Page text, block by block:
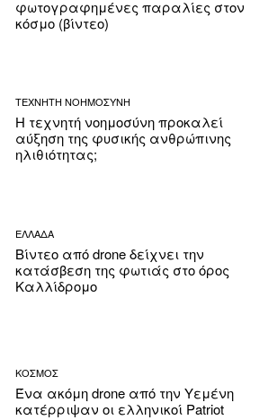
φωτογραφημένες παραλίες στον
κόσμο (βίντεο)
ΤΕΧΝΗΤΗ ΝΟΗΜΟΣΥΝΗ
Η τεχνητή νοημοσύνη προκαλεί
αύξηση της φυσικής ανθρώπινης
ηλιθιότητας;
ΕΛΛΑΔΑ
Βίντεο από drone δείχνει την
κατάσβεση της φωτιάς στο όρος
Καλλίδρομο
ΚΟΣΜΟΣ
Ένα ακόμη drone από την Υεμένη
κατέρριψαν οι ελληνικοί Patriot